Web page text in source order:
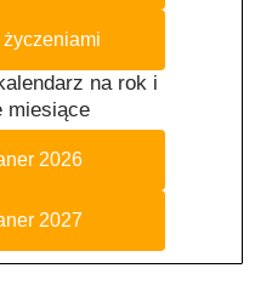
na rok i
miesiące
2026
2027